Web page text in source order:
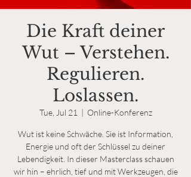
Die Kraft deiner
Wut – Verstehen.
Regulieren.
Loslassen.
Tue, Jul 21
  |
Online-Konferenz
Wut ist keine Schwäche. Sie ist Information,
Energie und oft der Schlüssel zu deiner
Lebendigkeit. In dieser Masterclass schauen
wir hin – ehrlich, tief und mit Werkzeugen, die